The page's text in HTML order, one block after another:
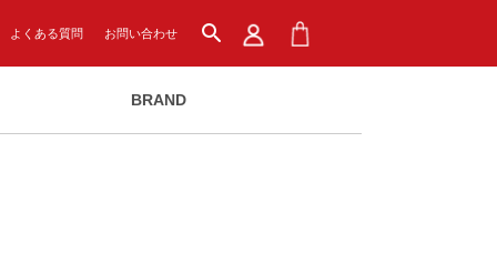
よくある質問 お問い合わせ search
BRAND